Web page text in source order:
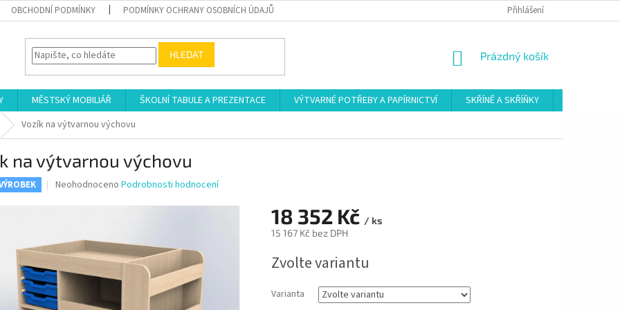
OBCHODNÍ PODMÍNKY PODMÍNKY OCHRANY OSOBNÍCH ÚDAJŮ Přihlášení
HLEDAT
NÁKUPNÍ
Prázdný košík
MĚSTSKÝ MOBILIÁŘ ŠKOLNÍ TABULE A PREZENTACE VÝTVARNÉ POTŘEBY A PAPÍRNICTVÍ SKŘÍNĚ A SKŘÍŇKY
Vozík na výtvarnou výchovu
na výtvarnou výchovu
Průměrné
z
hvězdiček.
Neohodnoceno Podrobnosti hodnocení
18 352 Kč / ks
15 167 Kč bez DPH
cena:
Zvolte variantu
Varianta